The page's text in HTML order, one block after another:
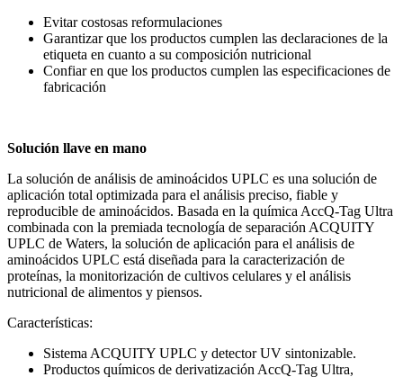
Evitar costosas reformulaciones
Garantizar que los productos cumplen las declaraciones de la
etiqueta en cuanto a su composición nutricional
Confiar en que los productos cumplen las especificaciones de
fabricación
Solución llave en mano
La solución de análisis de aminoácidos UPLC es una solución de
aplicación total optimizada para el análisis preciso, fiable y
reproducible de aminoácidos. Basada en la química AccQ-Tag Ultra
combinada con la premiada tecnología de separación ACQUITY
UPLC de Waters, la solución de aplicación para el análisis de
aminoácidos UPLC está diseñada para la caracterización de
proteínas, la monitorización de cultivos celulares y el análisis
nutricional de alimentos y piensos.
Características:
Sistema ACQUITY UPLC y detector UV sintonizable.
Productos químicos de derivatización AccQ-Tag Ultra,